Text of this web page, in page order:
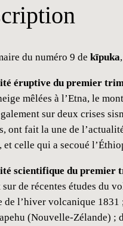
du numéro 9 de kīpuka
éruptive du premier
mêlées à l’Etna, le
sur deux crises
ont fait la une de
et celle qui a secoué
scientifique du premier
de récentes études du
de l’hiver volcanique
(Nouvelle-Zélande) ;